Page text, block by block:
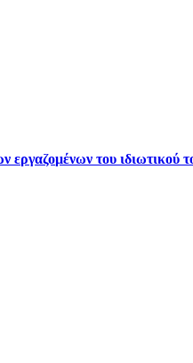
του ιδιωτικού